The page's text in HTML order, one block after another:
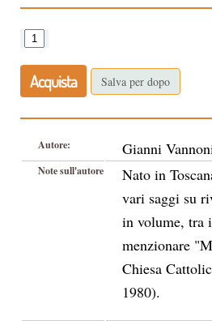
Acquista Salva per dopo
Autore: Gianni
Note sull'autore
Nato in
vari saggi su
in volume, tra
menzionare
Chiesa
1980).